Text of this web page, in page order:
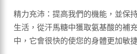
精力充沛：提高我們的機能，並保
生活，從汗馬糖中獲取氨基酸的補
中，它會很快的使您的身體更加敏